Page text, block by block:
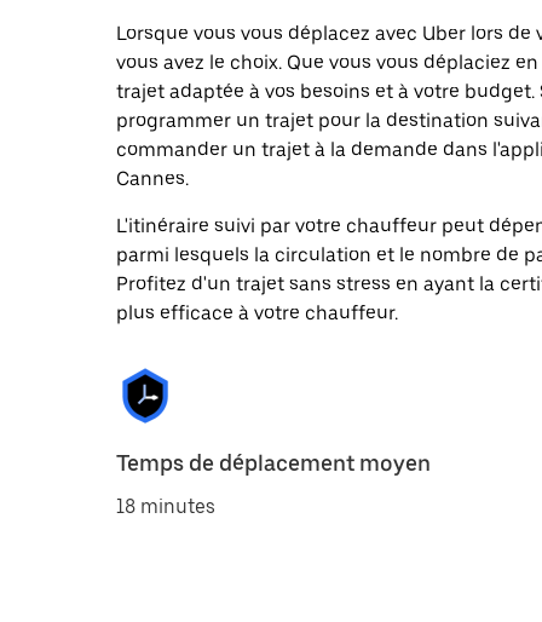
Lorsque vous vous déplacez avec Uber lors
vous avez le choix. Que vous vous déplaciez
trajet adaptée à vos besoins et à votre
programmer un trajet pour la destination
commander un trajet à la demande dans
Cannes.
L'itinéraire suivi par votre chauffeur peut
parmi lesquels la circulation et le nombre de
Profitez d'un trajet sans stress en ayant la
plus efficace à votre chauffeur.
Temps de déplacement moyen
18 minutes